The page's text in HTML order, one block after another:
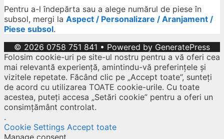
Pentru a-l îndepărta sau a alege numărul de piese în
subsol, mergi la Aspect / Personalizare / Aranjament /
Piese subsol.
© 2026 0758 751 841 • Powered by GeneratePress
Folosim cookie-uri pe site-ul nostru pentru a vă oferi cea
mai relevantă experiență, amintindu-vă preferințele și
vizitele repetate. Făcând clic pe „Accept toate”, sunteți
de acord cu utilizarea TOATE cookie-urile. Cu toate
acestea, puteți accesa „Setări cookie” pentru a oferi un
consimțământ controlat.
.
Cookie Settings Accept toate
Manage consent